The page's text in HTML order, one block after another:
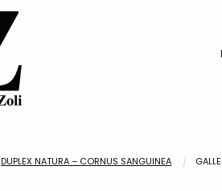
DUPLEX NATURA – CORNUS SANGUINEA